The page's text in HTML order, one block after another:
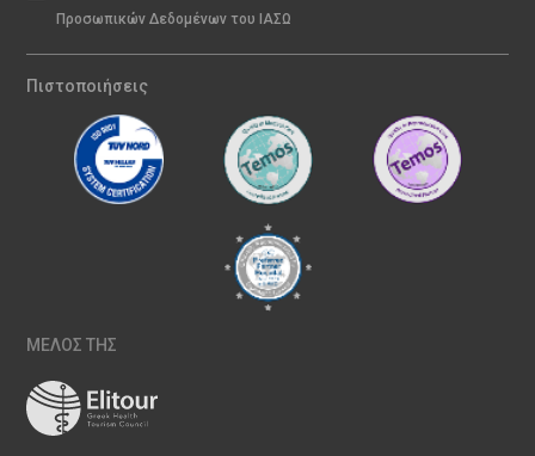
Προσωπικών Δεδομένων του ΙΑΣΩ
Πιστοποιήσεις
ΜΕΛΟΣ ΤΗΣ